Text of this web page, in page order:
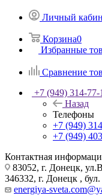
Личный
Корзина0
Избранные
Сравнение
+7 (949) 314-77-
Назад
Телефоны
+7 (949)
+7 (949)
Контактная
83052, г. Донецк,
346332, г. Донецк ,
energiya-